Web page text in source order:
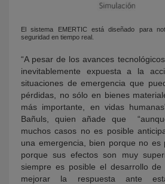
El sistema EMERTIC está diseñado para
seguridad en tiempo real.
“A pesar de los avances
inevitablemente expuesta a la
situaciones de emergencia que
pérdidas, no sólo en bienes
más importante, en vidas
Bañuls, quien añade que
muchos casos no es posible
una emergencia, bien porque no es
porque sus efectos son muy
siempre es posible el desarrollo
mejorar la respuesta ante